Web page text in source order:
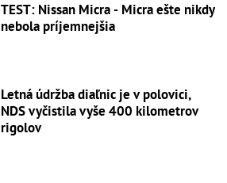
TEST: Nissan Micra - Micra ešte nikdy
nebola príjemnejšia
Letná údržba diaľnic je v polovici,
NDS vyčistila vyše 400 kilometrov
rigolov